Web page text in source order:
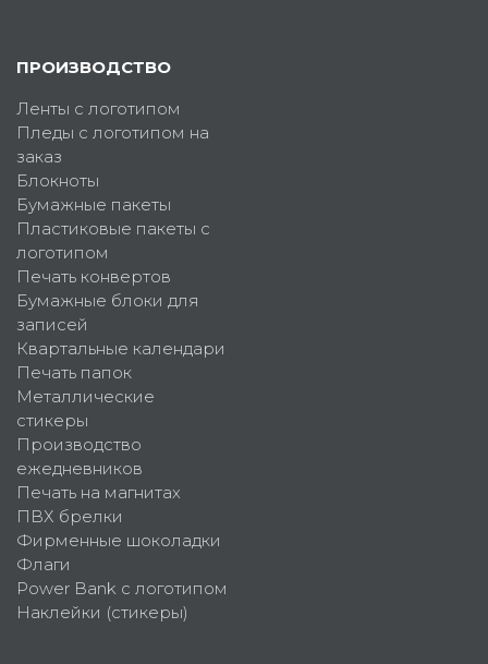
ПРОИЗВОДСТВО
Ленты с логотипом
Пледы с логотипом на
заказ
Блокноты
Бумажные пакеты
Пластиковые пакеты с
логотипом
Печать конвертов
Бумажные блоки для
записей
Квартальные календари
Печать папок
Металлические
стикеры
Производство
ежедневников
Печать на магнитах
ПВХ брелки
Фирменные шоколадки
Флаги
Power Bank с логотипом
Наклейки (стикеры)